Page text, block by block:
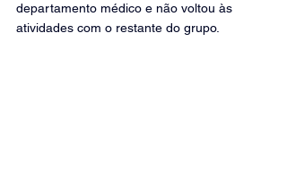
departamento médico e não voltou às
atividades com o restante do grupo.